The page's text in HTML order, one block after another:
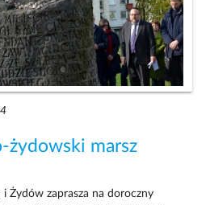
żydowski marsz
i Żydów zaprasza na doroczny